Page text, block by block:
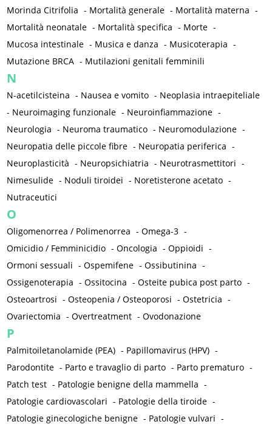
Morinda Citrifolia - Mortalità generale - Mortalità materna -
Mortalità neonatale - Mortalità specifica - Morte -
Mucosa intestinale - Musica e danza - Musicoterapia -
Mutazione BRCA - Mutilazioni genitali femminili
N
N-acetilcisteina - Nausea e vomito - Neoplasia intraepiteliale
- Neuroimaging funzionale - Neuroinfiammazione -
Neurologia - Neuroma traumatico - Neuromodulazione -
Neuropatia delle piccole fibre - Neuropatia periferica -
Neuroplasticità - Neuropsichiatria - Neurotrasmettitori -
Nimesulide - Noduli tiroidei - Noretisterone acetato -
Nutraceutici
O
Oligomenorrea / Polimenorrea -Omega-3 -
Omicidio / Femminicidio -Oncologia -Oppioidi -
Ormoni sessuali -Ospemifene -Ossibutinina -
Ossigenoterapia -Ossitocina -Osteite pubica post parto -
Osteoartrosi -Osteopenia / Osteoporosi -Ostetricia -
Ovariectomia -Overtreatment -Ovodonazione
P
Palmitoiletanolamide (PEA) - Papillomavirus (HPV) -
Parodontite - Parto e travaglio di parto - Parto prematuro -
Patch test - Patologie benigne della mammella -
Patologie cardiovascolari - Patologie della tiroide -
Patologie ginecologiche benigne - Patologie vulvari -